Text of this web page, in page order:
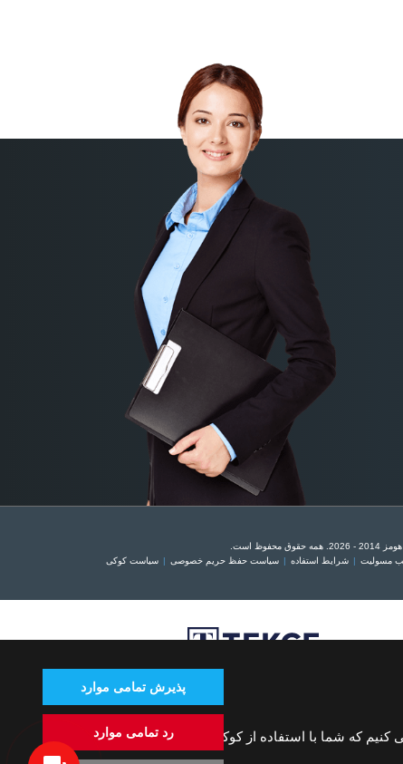
است.
مسولیت
شرایط استفاده سیاست حفظ حریم خصوصی سیاست کوکی
که شما با استفاده از کوکی های ما
پذیرش تمامی موارد
رد تمامی موارد